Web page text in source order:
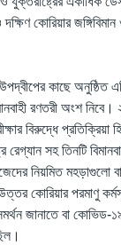
কোরিয়ার
কাছে অনুষ্ঠিত
রণতরী অংশ
বিরুদ্ধে প্রতিক্রিয়া
সহ তিনটি
নিয়মিত মহড়াগুলো
কোরিয়ার পরমাণু
জানাতে বা কোভিড-